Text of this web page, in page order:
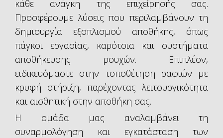
κάθε ανάγκη της επιχείρησής σας.
Προσφέρουμε λύσεις που περιλαμβάνουν τη
δημιουργία εξοπλισμού αποθήκης, όπως
πάγκοι εργασίας, καρότσια και συστήματα
αποθήκευσης ρουχών. Επιπλέον,
ειδικευόμαστε στην τοποθέτηση ραφιών με
κρυφή στήριξη, παρέχοντας λειτουργικότητα
και αισθητική στην αποθήκη σας.
Η ομάδα μας αναλαμβάνει τη
συναρμολόγηση και εγκατάσταση των